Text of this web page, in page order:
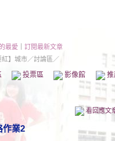
最愛
訂閱最新文章
紅】城市／討論區／
投票區 影像館
看回應文
作業2